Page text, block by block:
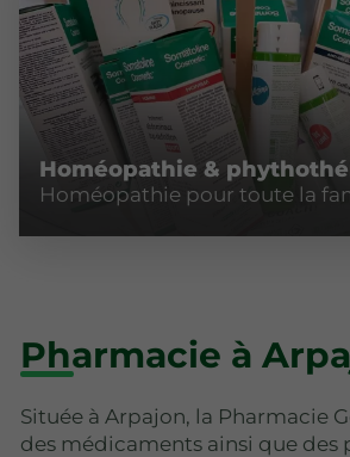
Homéopathie &
Homéopathie pour toute la
Pharmacie à
Située à Arpajon, la Pharmacie
des médicaments ainsi que des